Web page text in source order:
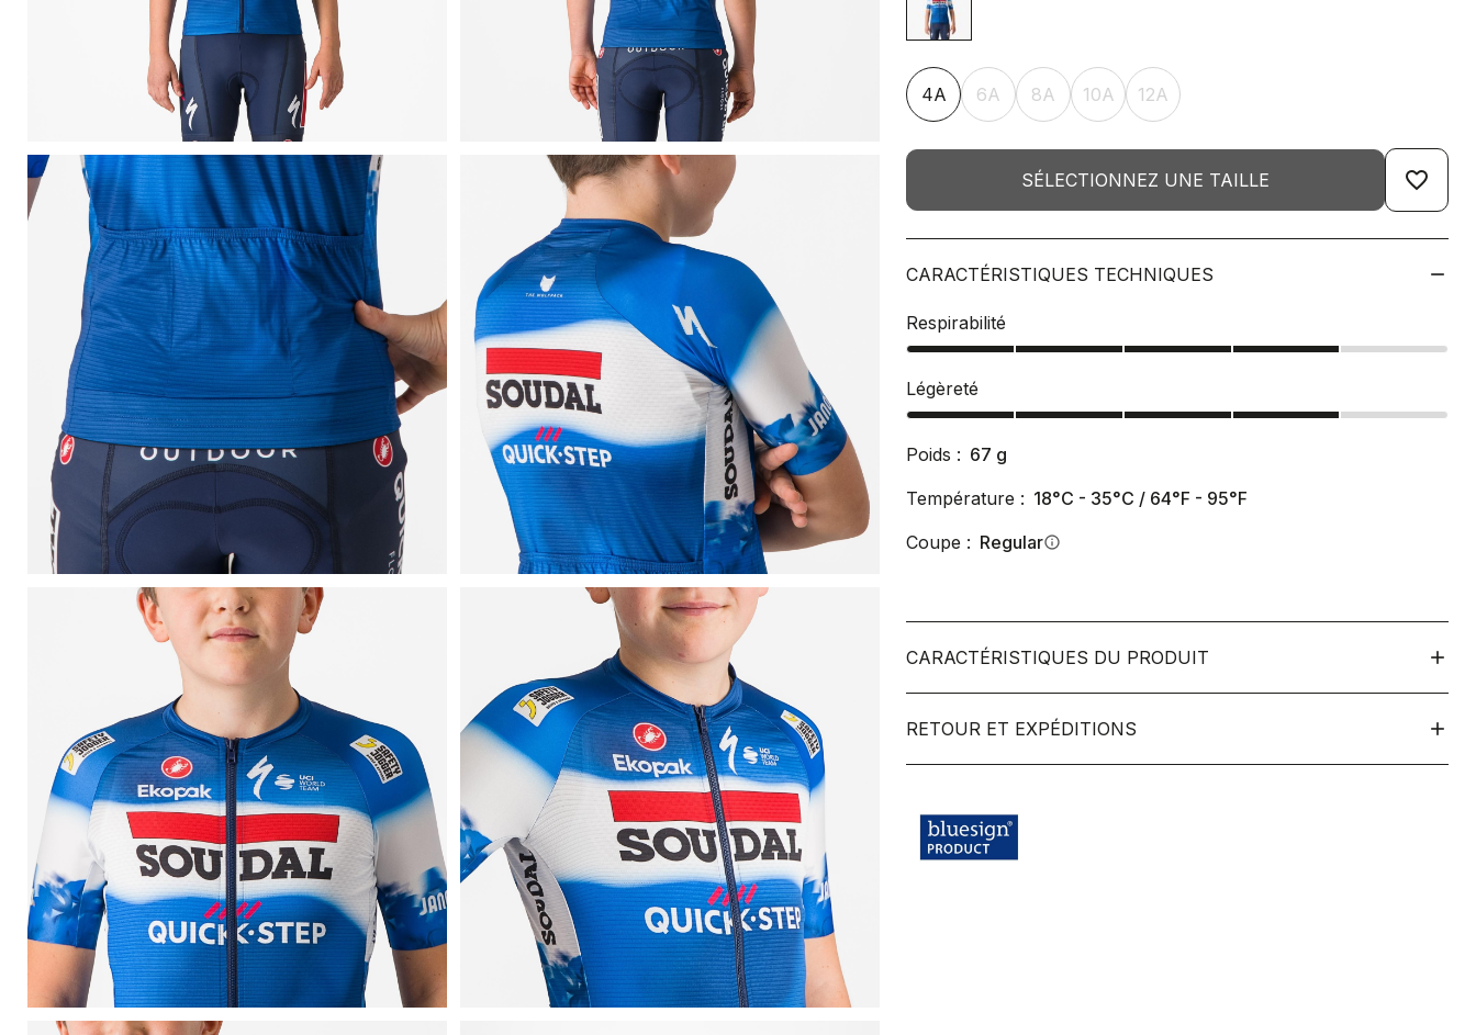
4A 6A 8A 10A 12A
SÉLECTIONNEZ UNE TAILLE favorite_border
CARACTÉRISTIQUES TECHNIQUES
Respirabilité
Légèreté
Poids : 67 g
Température : 18°C - 35°C / 64°F - 95°F
Coupe : Regularinfo
CARACTÉRISTIQUES DU PRODUIT
RETOUR ET EXPÉDITIONS